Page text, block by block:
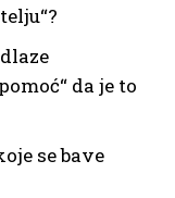
da je to
se bave